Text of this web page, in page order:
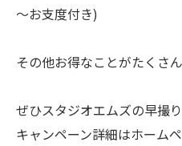
～お支度付き)
その他お得なことがたくさ
ぜひスタジオエムズの早撮